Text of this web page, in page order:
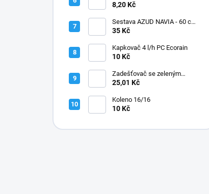
8,20 Kč
Sestava AZUD NAVIA - 60 cm,
jehly zahnuté
35 Kč
Kapkovač 4 l/h PC Ecorain
10 Kč
Zadešťovač se zeleným
rotorem a žlutou tryskou
25,01 Kč
Koleno 16/16
10 Kč